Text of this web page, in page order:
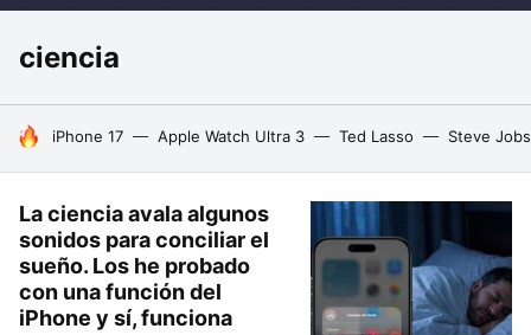
ciencia
HOY SE HABLA DE
iPhone 17 Apple Watch Ultra 3 Ted Lasso Steve Jobs
La ciencia avala algunos
sonidos para conciliar el
sueño. Los he probado
con una función del
iPhone y sí, funciona